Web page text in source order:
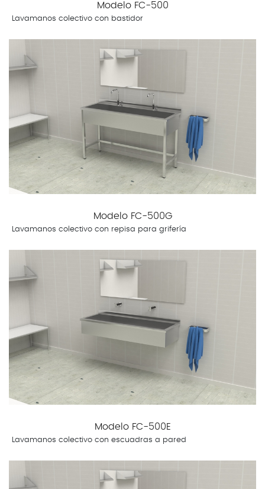
Modelo FC-500
Lavamanos colectivo con bastidor
Modelo FC-500G
Lavamanos colectivo con repisa para grifería
Modelo FC-500E
Lavamanos colectivo con escuadras a pared